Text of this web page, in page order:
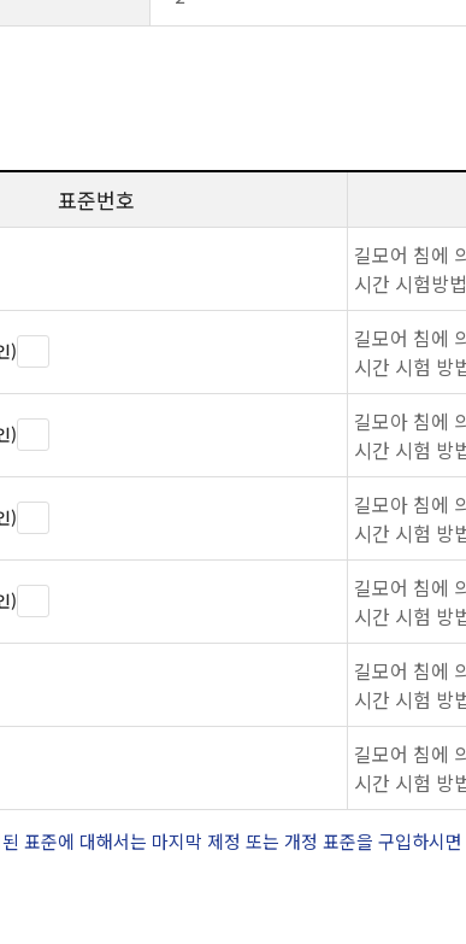
표준번호
길모어 침에
시간 시험방법
)
길모어 침에
시간 시험 방
)
길모아 침에
시간 시험 방
)
길모아 침에
시간 시험 방
)
길모어 침에
시간 시험 방
길모어 침에
시간 시험 방
길모어 침에
시간 시험 방
표준에 대해서는 마지막 제정 또는 개정 표준을 구입하시